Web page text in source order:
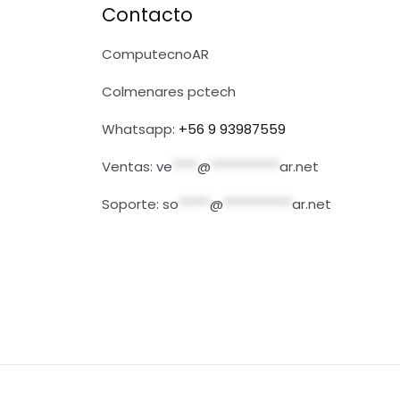
Contacto
ComputecnoAR
Colmenares pctech
Whatsapp: +56 9 93987559
Ventas: ve @
ar.net
Soporte: so @ ar.net